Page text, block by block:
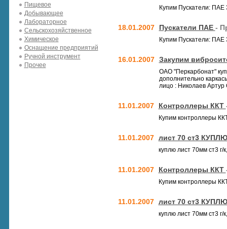
Пищевое
Добывающее
Лабораторное
Сельскохозяйственное
Химическое
Оснащение предприятий
Ручной инструмент
Прочее
Купим Пускатели: ПАЕ
18.01.2007 Пускатели ПАЕ -
Купим Пускатели: ПАЕ
16.01.2007 Закупим
ОАО "Перкарбонат"
дополнительно
лицо : Николаев Артур
11.01.2007 Контроллеры ККТ
Купим контроллеры
11.01.2007 лист 70 ст3
куплю лист 70мм ст3
11.01.2007 Контроллеры ККТ
Купим контроллеры
11.01.2007 лист 70 ст3
куплю лист 70мм ст3